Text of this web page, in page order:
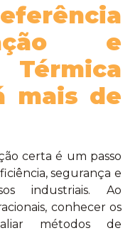
e
mais de
certa é um passo
segurança e
industriais. Ao
conhecer os
métodos de